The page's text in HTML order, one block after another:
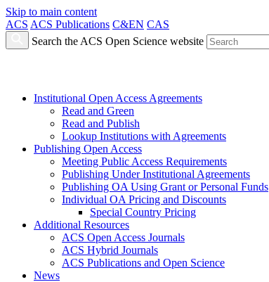
Skip to main content
ACS ACS Publications C&EN CAS
Search the ACS Open Science website
Institutional Open Access Agreements
Read and Green
Read and Publish
Lookup Institutions with Agreements
Publishing Open Access
Meeting Public Access Requirements
Publishing Under Institutional Agreements
Publishing OA Using Grant or Personal Funds
Individual OA Pricing and Discounts
Special Country Pricing
Additional Resources
ACS Open Access Journals
ACS Hybrid Journals
ACS Publications and Open Science
News